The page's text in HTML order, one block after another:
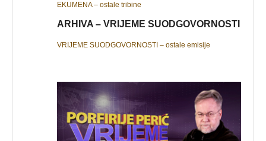
EKUMENA – ostale tribine
ARHIVA – VRIJEME SUODGOVORNOSTI
VRIJEME SUODGOVORNOSTI – ostale emisije